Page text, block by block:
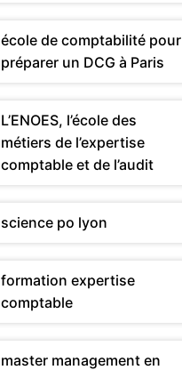
école de comptabilité pour
préparer un DCG à Paris
L’ENOES, l’école des
métiers de l’expertise
comptable et de l’audit
science po lyon
formation expertise
comptable
master management en